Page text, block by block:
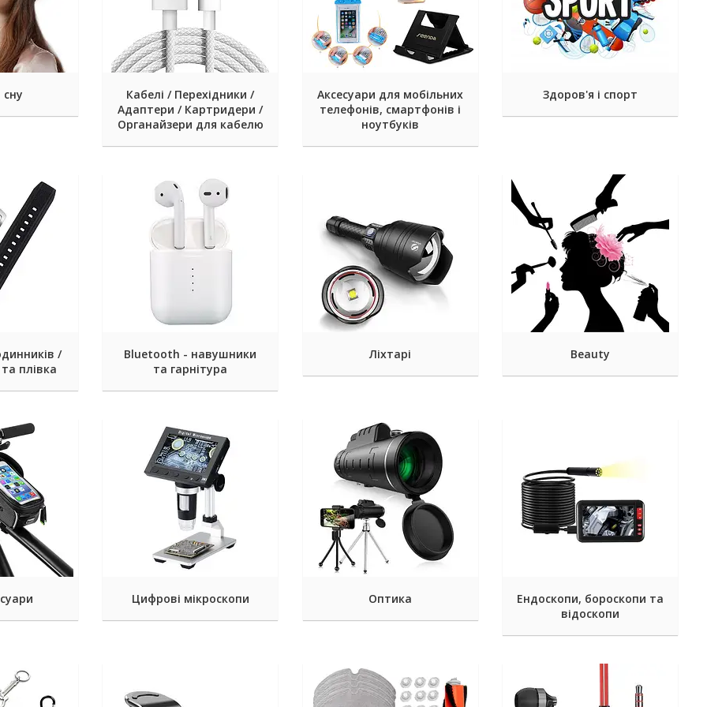
сну
Кабелі / Перехідники /
Адаптери / Картридери /
Органайзери для кабелю
Аксесуари для мобільних
телефонів, смартфонів і
ноутбуків
Здоров'я і спорт
/
плівка
Bluetooth - навушники
та гарнітура
Ліхтарі Beauty
Цифрові мікроскопи Оптика
Ендоскопи, бороскопи та
відоскопи